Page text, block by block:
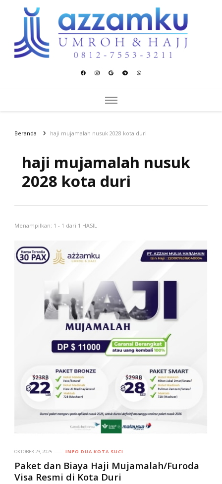
Azzamku Umroh dan Hajj
Beranda haji mujamalah nusuk 2028 kota duri
haji mujamalah nusuk
2028 kota duri
Menampilkan: 1 - 1 dari 1 HASIL
OKTOBER 23, 2025 INFO DUA KOTA SUCI
Paket dan Biaya Haji Mujamalah/Furoda
Visa Resmi di Kota Duri